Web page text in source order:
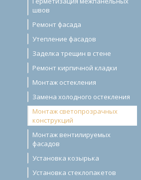
швов
Ремонт фасада
Утепление фасадов
Заделка трещин в стене
Ремонт кирпичной кладки
Монтаж остекления
Замена холодного остекления
Монтаж светопрозрачных
конструкций
Монтаж вентилируемых
фасадов
Установка козырька
Установка стеклопакетов